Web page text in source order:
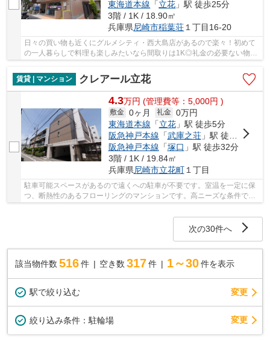
東海道本線 「立花 」駅 徒歩25分
3階 / 1K / 18.90㎡
兵庫県尼崎市稲葉荘 １丁目16-20
日々の買い物も近くにグルメシティ・西大島店があるので楽々！初めて
の一人暮らしで料理も楽しみたいなら間取りは1K◎礼金の必要ない物件
賃貸 | マンション
クレアール立花
4.3万円 (管理費等：5,000円 )
敷金 0ヶ月 礼金 0万円
東海道本線 「立花」駅 徒歩5分
阪急神戸本線 「武庫之荘」駅 徒歩25分
阪急神戸本線 「塚口 」駅 徒歩32分
3階 / 1K / 19.84㎡
兵庫県尼崎市立花町１丁目
駐車可能スペースがあるので遠くへの駐車が不要です。室温を一定に保
つ、断熱性のあるフローリングのマンションです。高ニーズな条件であ
るエアコン完備が嬉しいマンションとなってい...
次の30件へ
該当物件数 516件 空き数 317 件 1～30 件を表示
駅で絞り込む 変更
絞り込み条件： 駐輪場 変更